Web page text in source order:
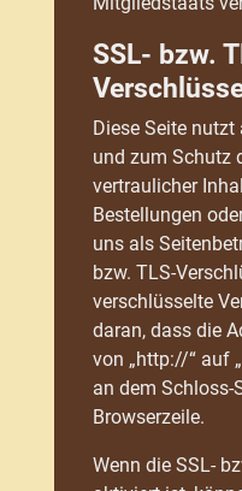
SSL- bzw.
Diese Seite
und zum Schutz
vertraulicher
Bestellungen
uns als
bzw. TLS-
verschlüsselte
daran, dass die
von „http://“ auf
an dem Schloss-
Browserzeile.
Wenn die SSL-